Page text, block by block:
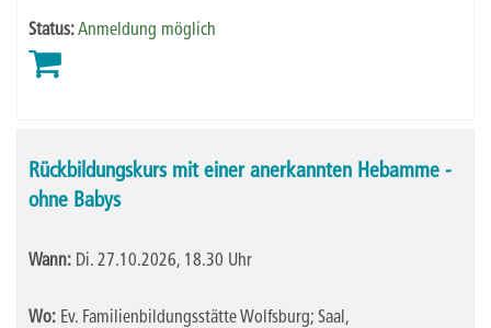
Status:Anmeldung möglich
Rückbildungskurs mit einer anerkannten Hebamme -
ohne Babys
Wann: Di. 27.10.2026, 18.30 Uhr
Wo: Ev. Familienbildungsstätte Wolfsburg; Saal,